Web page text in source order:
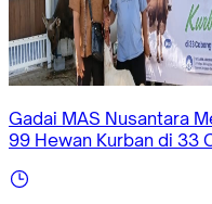
Gadai MAS Nusantara
99 Hewan Kurban di 33